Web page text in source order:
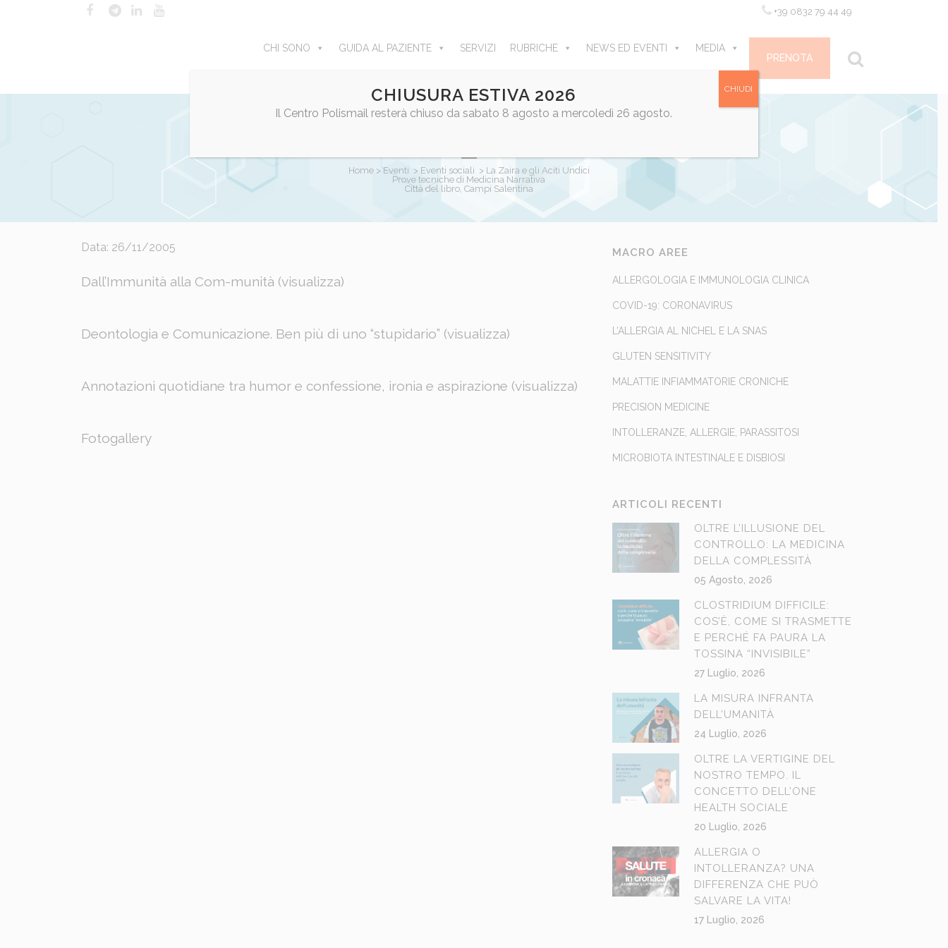
+39 0832 79 44 49
PRENOTA
CHI SONO GUIDA AL PAZIENTE SERVIZI RUBRICHE NEWS ED EVENTI MEDIA
LA ZAIRA E GLI ACITI UNDICI
PROVE TECNICHE DI MEDICINA NARRATIVA
Home> Eventi > Eventi sociali > La Zaira e gli Aciti Undici
Prove tecniche di Medicina Narrativa
Città del libro, Campi Salentina
Posted at 16:35hin
Data: 26/11/2005
Dall’Immunità alla Com-munità (visualizza)
Deontologia e Comunicazione. Ben più di uno “stupidario” (visualizza)
Annotazioni quotidiane tra humor e confessione, ironia e aspirazione (visualizza)
Fotogallery
MACRO AREE
ALLERGOLOGIA E IMMUNOLOGIA CLINICA
COVID-19: CORONAVIRUS
L’ALLERGIA AL NICHEL E LA SNAS
GLUTEN SENSITIVITY
MALATTIE INFIAMMATORIE CRONICHE
PRECISION MEDICINE
INTOLLERANZE, ALLERGIE, PARASSITOSI
MICROBIOTA INTESTINALE E DISBIOSI
ARTICOLI RECENTI
OLTRE L’ILLUSIONE DEL
CONTROLLO: LA MEDICINA
DELLA COMPLESSITÀ
05 Agosto, 2026
CLOSTRIDIUM DIFFICILE:
COS’È, COME SI TRASMETTE
E PERCHÉ FA PAURA LA
TOSSINA “INVISIBILE”
27 Luglio, 2026
LA MISURA INFRANTA
DELL’UMANITÀ
24 Luglio, 2026
OLTRE LA VERTIGINE DEL
NOSTRO TEMPO. IL
CONCETTO DELL’ONE
HEALTH SOCIALE
20 Luglio, 2026
ALLERGIA O
INTOLLERANZA? UNA
DIFFERENZA CHE PUÒ
SALVARE LA VITA!
17 Luglio, 2026
CHIUSURA ESTIVA 2026
Il Centro Polismail resterà chiuso da sabato 8 agosto a mercoledì 26 agosto.
CHIUDI